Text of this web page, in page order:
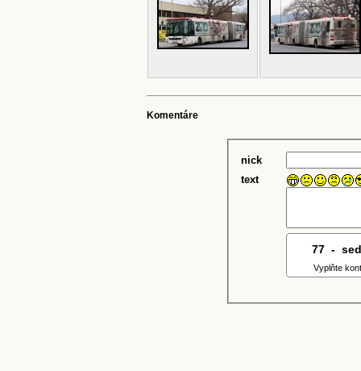
Komentáre
nick
text
77 7- 6
Vyplňte